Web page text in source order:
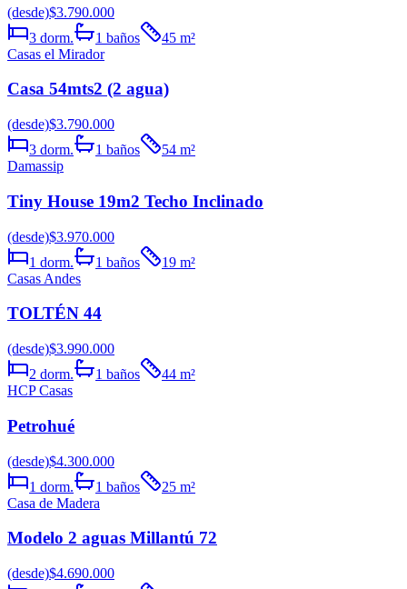
(desde)$3.790.000
3 dorm. 1 baños 45 m²
Casas el Mirador
Casa 54mts2 (2 agua)
(desde)$3.790.000
3 dorm. 1 baños 54 m²
Damassip
Tiny House 19m2 Techo Inclinado
(desde)$3.970.000
1 dorm. 1 baños 19 m²
Casas Andes
TOLTÉN 44
(desde)$3.990.000
2 dorm. 1 baños 44 m²
HCP Casas
Petrohué
(desde)$4.300.000
1 dorm. 1 baños 25 m²
Casa de Madera
Modelo 2 aguas Millantú 72
(desde)$4.690.000